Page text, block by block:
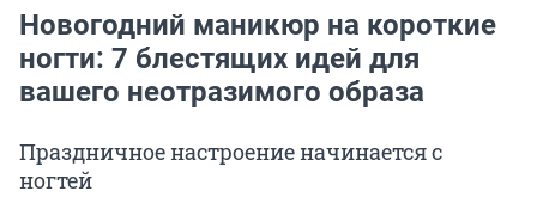
Новогодний маникюр на короткие
ногти: 7 блестящих идей для
вашего неотразимого образа
Праздничное настроение начинается с
ногтей